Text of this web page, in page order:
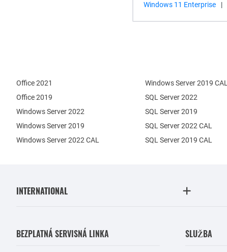
Windows 11 Enterprise
|
Office 2021
Office 2019
Windows Server 2022
Windows Server 2019
SQL Server 2022
SQL Server 2019
Windows Server 2022 CAL
Windows Server 2019 CAL
SQL Server 2022 CAL
SQL Server 2019 CAL
INTERNATIONAL
BEZPLATNÁ SERVISNÁ LINKA SLUŽBA